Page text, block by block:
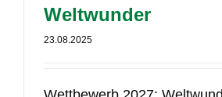
Weltwunder
23.08.2025